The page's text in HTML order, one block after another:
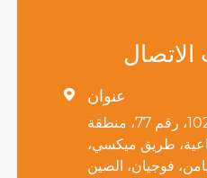
 عنوان
الوحدة 102، رقم 77، منطقة
طريق ميكسي،
فوجيان، الصين